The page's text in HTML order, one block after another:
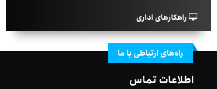
راهکارهای اداری
راه‌های ارتباطی با ما
اطلاعات تماس